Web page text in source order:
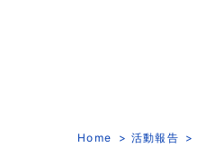
Home 活動報告